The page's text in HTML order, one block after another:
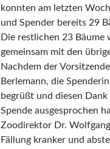
konnten am letzten
und Spender bereits 29
Die restlichen 23 Bäume
gemeinsam mit den
Nachdem der
Berlemann, die
begrüßt und diesen
Spende ausgesprochen
Zoodirektor Dr.
Fällung kranker und